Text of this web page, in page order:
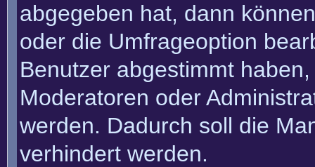
abgegeben hat, dann
oder die Umfrageoption
Benutzer abgestimmt
Moderatoren oder
werden. Dadurch soll die
verhindert werden.